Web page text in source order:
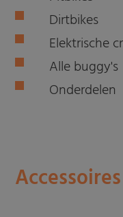
Dirtbikes
Elektrische
Alle buggy's
Onderdelen
Accessoires